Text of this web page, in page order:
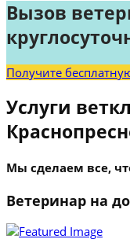
Вызов
Получите
Услуги
Мы сделаем все,
Ветеринар на